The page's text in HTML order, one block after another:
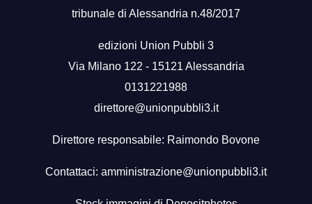
tribunale di Alessandria n.48/2017
edizioni Union Pubbli 3
Via Milano 122 - 15121 Alessandria
0131221988
direttore@unionpubbli3.it
Direttore responsabile: Raimondo Bovone
Contattaci: amministrazione@unionpubbli3.it